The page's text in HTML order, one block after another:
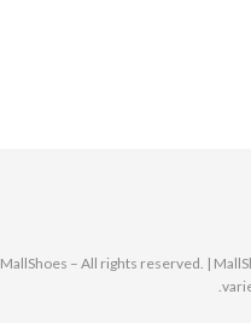
© 2025 MallShoes – All rights reserved. |